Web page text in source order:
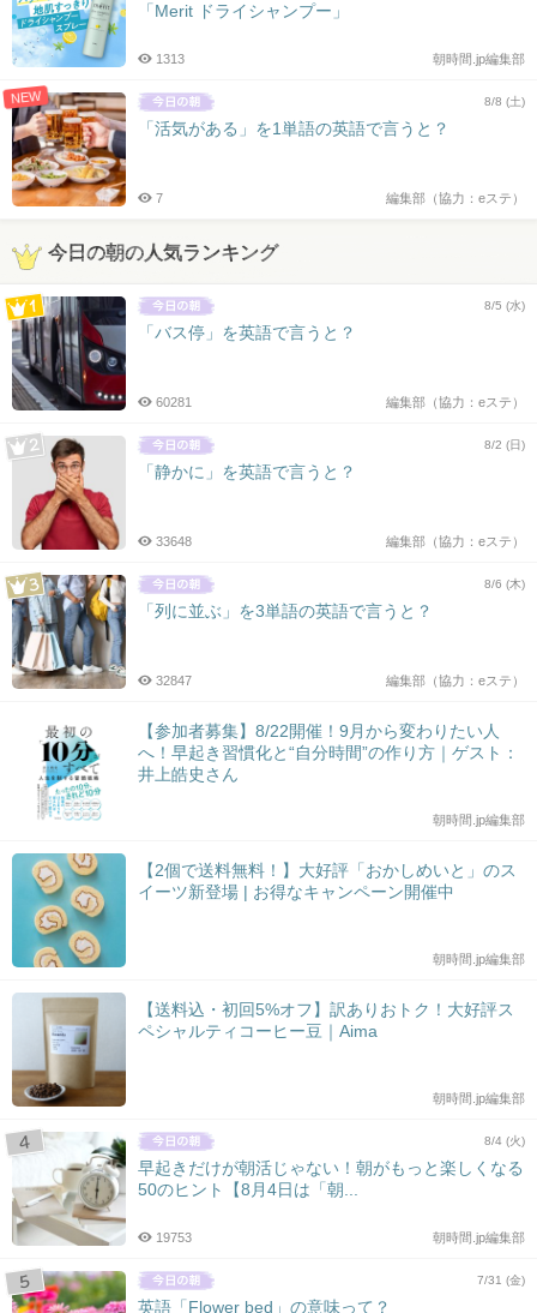
「Merit ドライシャンプー」
朝時間.jp編集部
1313
NEW 8/8 (土)
「活気がある」を1単語の英語で言うと？
編集部（協力：eステ）
7
今日の朝の人気ランキング
8/5 (水)
「バス停」を英語で言うと？
編集部（協力：eステ）
60281
8/2 (日)
「静かに」を英語で言うと？
編集部（協力：eステ）
33648
8/6 (木)
「列に並ぶ」を3単語の英語で言うと？
編集部（協力：eステ）
32847
【参加者募集】8/22開催！9月から変わりたい人
へ！早起き習慣化と“自分時間”の作り方｜ゲスト：
井上皓史さん
朝時間.jp編集部
【2個で送料無料！】大好評「おかしめいと」のス
イーツ新登場 | お得なキャンペーン開催中
朝時間.jp編集部
【送料込・初回5%オフ】訳ありおトク！大好評ス
ペシャルティコーヒー豆｜Aima
朝時間.jp編集部
8/4 (火)
早起きだけが朝活じゃない！朝がもっと楽しくなる
50のヒント【8月4日は「朝...
朝時間.jp編集部
19753
7/31 (金)
英語「Flower bed」の意味って？